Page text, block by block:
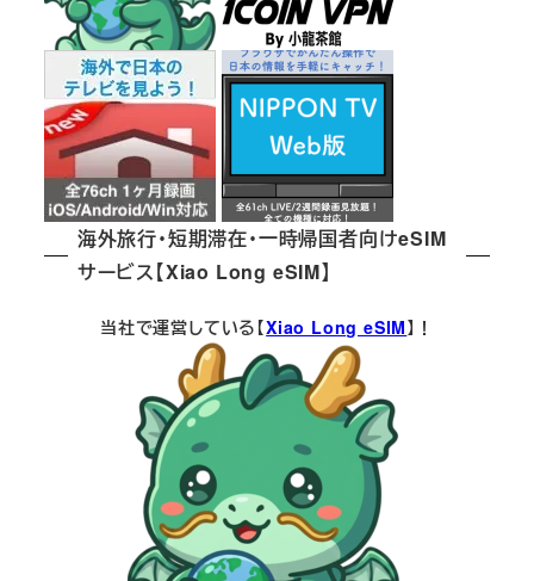
海外旅行・短期滞在・一時帰国者向けeSIM
サービス【Xiao Long eSIM】
当社で運営している【Xiao Long eSIM】！